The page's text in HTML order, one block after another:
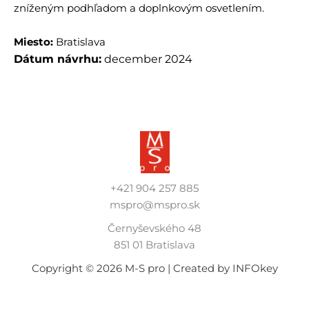
zníženým podhľadom a doplnkovým osvetlením.
Miesto: Bratislava
Dátum návrhu: december 2024
+421 904 257 885
mspro@mspro.sk
Černyševského 48
851 01 Bratislava
Copyright © 2026 M-S pro | Created by INFOkey